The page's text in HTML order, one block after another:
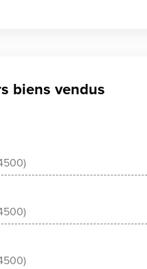
biens vendus